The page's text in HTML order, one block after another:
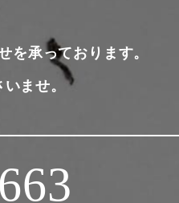
を承っております。
ませ。